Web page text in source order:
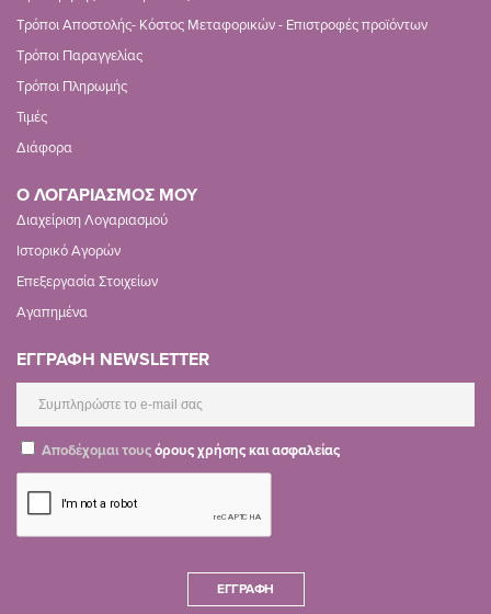
Τρόποι Αποστολής- Κόστος Μεταφορικών - Επιστροφές προϊόντων
Τρόποι Παραγγελίας
Τρόποι Πληρωμής
Τιμές
Διάφορα
Ο ΛΟΓΑΡΙΑΣΜΟΣ ΜΟΥ
Διαχείριση Λογαριασμού
Ιστορικό Αγορών
Επεξεργασία Στοιχείων
Αγαπημένα
ΕΓΓΡΑΦΗ NEWSLETTER
Αποδέχομαι τουςόρους χρήσης και ασφαλείας
ΕΓΓΡΑΦΉ